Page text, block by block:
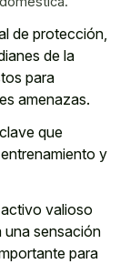
de protección,
de la
para
amenazas.
que
y
valioso
una sensación
para